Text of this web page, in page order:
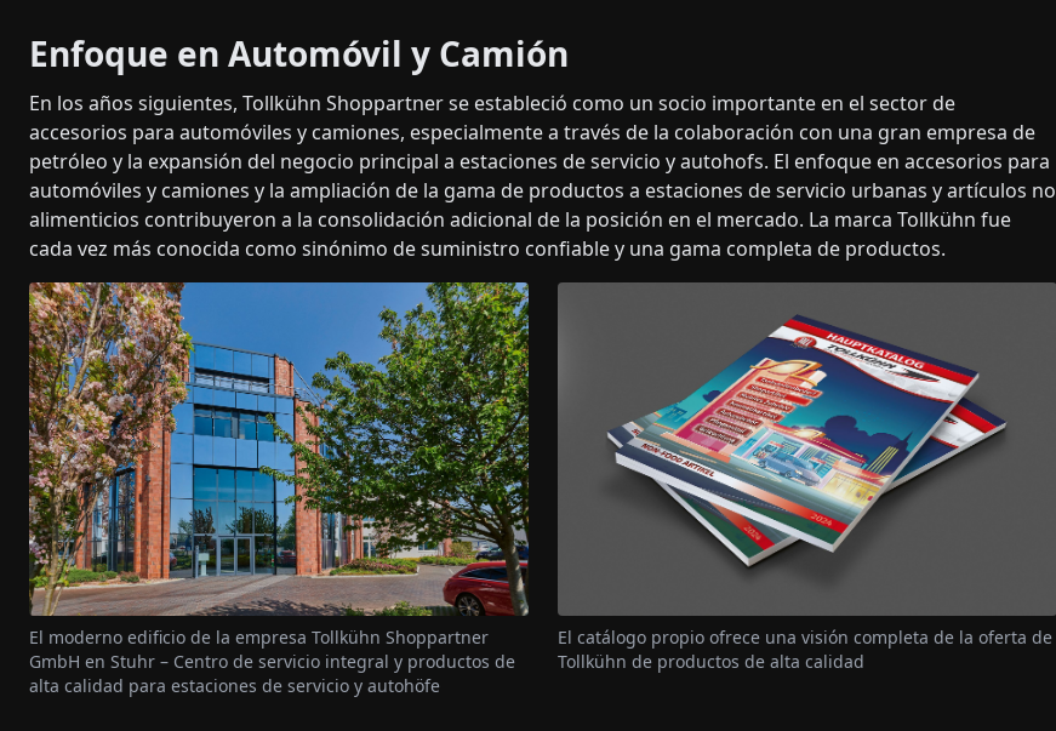
Enfoque en Automóvil y Camión
En los años siguientes, Tollkühn Shoppartner se estableció como un socio importante en el sector de
accesorios para automóviles y camiones, especialmente a través de la colaboración con una gran empresa de
petróleo y la expansión del negocio principal a estaciones de servicio y autohofs. El enfoque en accesorios para
automóviles y camiones y la ampliación de la gama de productos a estaciones de servicio urbanas y artículos no
alimenticios contribuyeron a la consolidación adicional de la posición en el mercado. La marca Tollkühn fue
cada vez más conocida como sinónimo de suministro confiable y una gama completa de productos.
El moderno edificio de la empresa Tollkühn Shoppartner
GmbH en Stuhr – Centro de servicio integral y productos de
alta calidad para estaciones de servicio y autohöfe
El catálogo propio ofrece una visión completa de la oferta de
Tollkühn de productos de alta calidad